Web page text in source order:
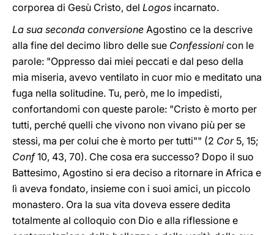
corporea di Gesù Cristo, del Logos incarnato.
La sua seconda conversione Agostino ce la descrive
alla fine del decimo libro delle sue Confessioni con le
parole: "Oppresso dai miei peccati e dal peso della
mia miseria, avevo ventilato in cuor mio e meditato una
fuga nella solitudine. Tu, però, me lo impedisti,
confortandomi con queste parole: "Cristo è morto per
tutti, perché quelli che vivono non vivano più per se
stessi, ma per colui che è morto per tutti"" (2 Cor5, 15;
Conf10, 43, 70). Che cosa era successo? Dopo il suo
Battesimo, Agostino si era deciso a ritornare in Africa e
lì aveva fondato, insieme con i suoi amici, un piccolo
monastero. Ora la sua vita doveva essere dedita
totalmente al colloquio con Dio e alla riflessione e